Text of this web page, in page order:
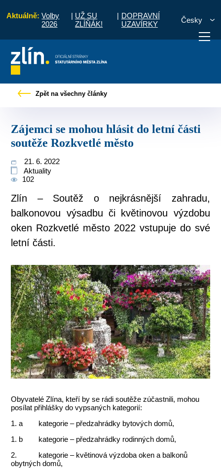
Aktuálně: Volby
2026
| UŽ SU
ZLÍŇÁK!
| DOPRAVNÍ
UZAVÍRKY
Česky
vyřídit Potřebuji zaplatit
Zpět na všechny články
Zájemci se mohou hlásit do letní části
soutěže Rozkvetlé město
21. 6. 2022
Aktuality
102
Zlín – Soutěž o nejkrásnější zahradu,
balkonovou výsadbu či květinovou výzdobu
oken Rozkvetlé město 2022 vstupuje do své
letní části.
Obyvatelé Zlína, kteří by se rádi soutěže zúčastnili, mohou
posílat přihlášky do vypsaných kategorií:
1. a kategorie – předzahrádky bytových domů,
1. b kategorie – předzahrádky rodinných domů,
2. kategorie – květinová výzdoba oken a balkonů
obytných domů,